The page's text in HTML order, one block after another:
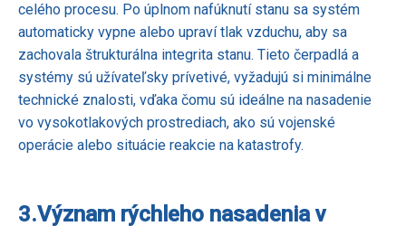
celého procesu. Po úplnom nafúknutí stanu sa systém
automaticky vypne alebo upraví tlak vzduchu, aby sa
zachovala štrukturálna integrita stanu. Tieto čerpadlá a
systémy sú užívateľsky prívetivé, vyžadujú si minimálne
technické znalosti, vďaka čomu sú ideálne na nasadenie
vo vysokotlakových prostrediach, ako sú vojenské
operácie alebo situácie reakcie na katastrofy.
3.Význam rýchleho nasadenia v